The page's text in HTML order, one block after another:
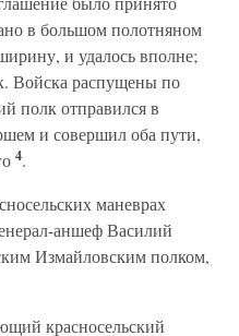
в большом полотняном
и удалось вполне;
Войска распущены по
полк отправился в
и совершил оба пути,
4.
маневрах
аншеф Василий
Измайловским полком,
красносельский